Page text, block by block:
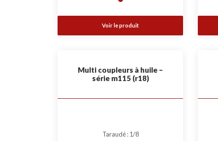
Voir le produit
Multi coupleurs à huile –
série m115 (r18)
Taraudé : 1/8